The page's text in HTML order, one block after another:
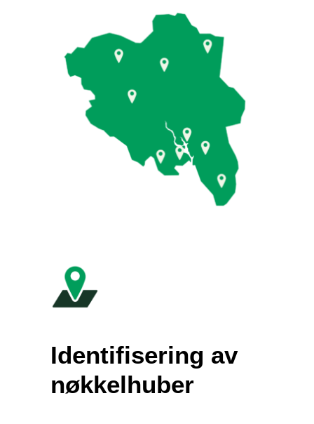
Identifisering av
nøkkelhuber